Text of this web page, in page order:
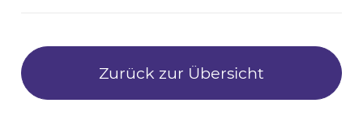
Zurück zur Übersicht